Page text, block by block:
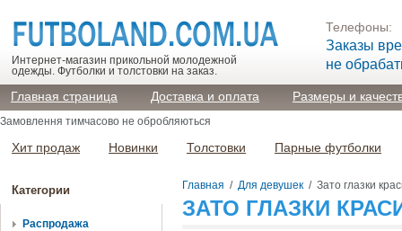
Интернет-магазин прикольной молодежной
одежды. Футболки и толстовки на заказ.
Телефоны:
Заказы
не
Главная страница Доставка и оплата Размеры и
Замовлення тимчасово не обробляються
Хит продаж Новинки Толстовки Парные футболки
Категории
Распродажа
Главная / Для девушек / Зато глазки
ЗАТО ГЛАЗКИ